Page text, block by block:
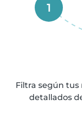
1
Filtra según tus
detallados